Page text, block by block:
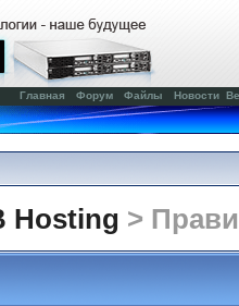
Главная Форум Файлы Новости
Hosting >